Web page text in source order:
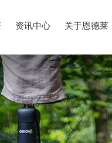
资讯中心 关于恩德莱